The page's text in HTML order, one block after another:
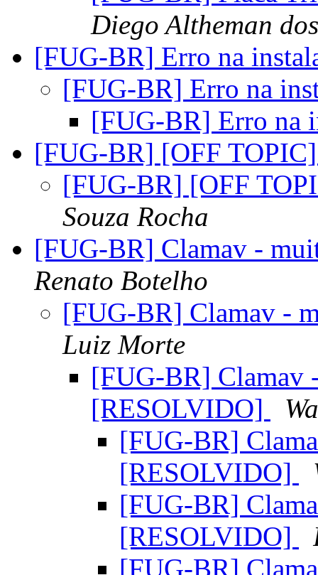
Diego Altheman
[FUG-BR] Erro na
[FUG-BR] Erro na
[FUG-BR] Erro na
[FUG-BR] [OFF
[FUG-BR] [OFF
Souza Rocha
[FUG-BR] Clamav -
Renato Botelho
[FUG-BR] Clamav -
Luiz Morte
[FUG-BR] Clamav
[RESOLVIDO]
[FUG-BR]
[RESOLVIDO]
[FUG-BR]
[RESOLVIDO]
[FUG-BR]